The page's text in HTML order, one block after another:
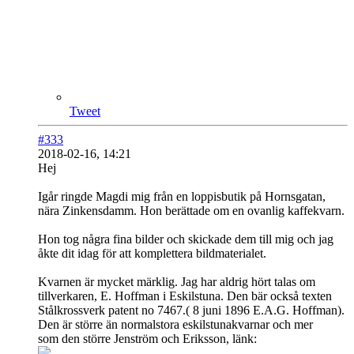
Tweet
#333
2018-02-16, 14:21
Hej
Igår ringde Magdi mig från en loppisbutik på Hornsgatan,
nära Zinkensdamm. Hon berättade om en ovanlig kaffekvarn.
Hon tog några fina bilder och skickade dem till mig och jag
åkte dit idag för att komplettera bildmaterialet.
Kvarnen är mycket märklig. Jag har aldrig hört talas om
tillverkaren, E. Hoffman i Eskilstuna. Den bär också texten
Stålkrossverk patent no 7467.( 8 juni 1896 E.A.G. Hoffman).
Den är större än normalstora eskilstunakvarnar och mer
som den större Jenström och Eriksson, länk: